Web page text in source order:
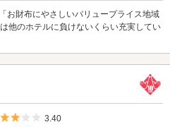
お財布にやさしいバリュープライス地域
他のホテルに負けないくらい充実してい
5つ星のうち3
3.40